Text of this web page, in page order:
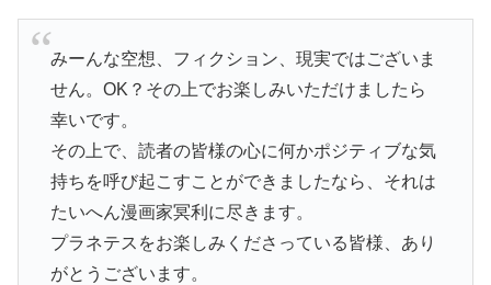
みーんな空想、フィクション、現実ではございま
せん。OK？その上でお楽しみいただけましたら
幸いです。
その上で、読者の皆様の心に何かポジティブな気
持ちを呼び起こすことができましたなら、それは
たいへん漫画家冥利に尽きます。
プラネテスをお楽しみくださっている皆様、あり
がとうございます。